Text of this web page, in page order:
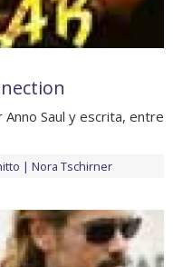
Saul y escrita, entre
Nora Tschirner